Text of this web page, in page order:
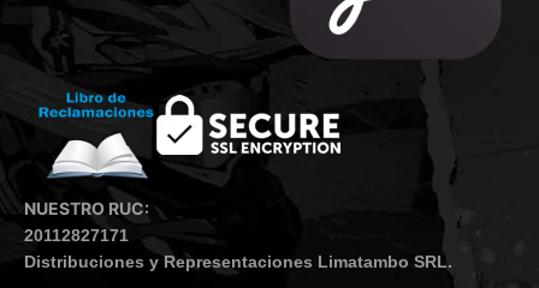
NUESTRO RUC:
20112827171
Distribuciones y Representaciones Limatambo SRL.